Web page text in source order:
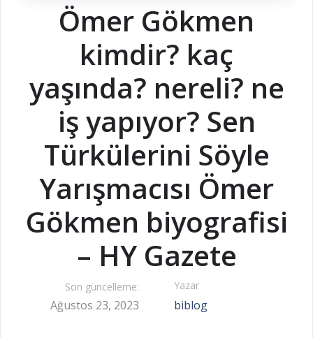
Ömer Gökmen
kimdir? kaç
yaşında? nereli? ne
iş yapıyor? Sen
Türkülerini Söyle
Yarışmacısı Ömer
Gökmen biyografisi
– HY Gazete
Son güncelleme:
Ağustos 23, 2023
Yazar
biblog